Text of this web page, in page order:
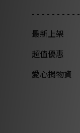
- - - - - - - - - -
最新上架
超值優惠
愛心捐物資